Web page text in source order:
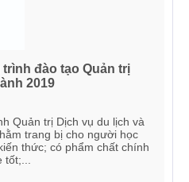
đào tạo Quản trị
2019
Quản trị Dịch vụ du lịch và
trang bị cho người học
thức; có phẩm chất chính